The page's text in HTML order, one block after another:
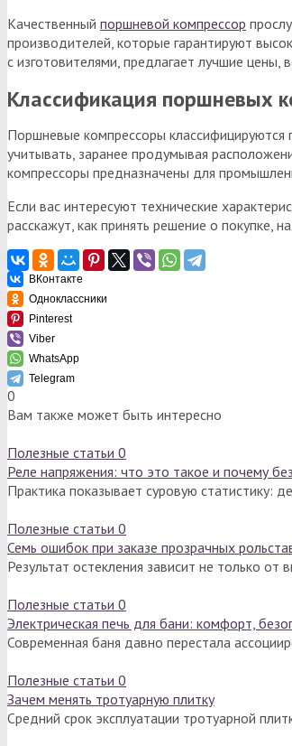
Качественный поршневой компрессор
производителей, которые гарантируют
с изготовителями, предлагает лучшие цены,
Классификация поршневых
Поршневые компрессоры
учитывать, заранее продумывая
компрессоры предназначены для
Если вас интересуют технические
расскажут, как принять решение о покупке,
ВКонтакте
Одноклассники
Pinterest
Viber
WhatsApp
Telegram
0
Вам также может быть интересно
Полезные статьи 0
Реле напряжения: что это такое и почему
Практика показывает суровую статистику:
Полезные статьи 0
Семь ошибок при заказе прозрачных
Результат остекления зависит не только
Полезные статьи 0
Электрическая печь для бани: комфорт,
Современная баня давно перестала
Полезные статьи 0
Зачем менять тротуарную плитку
Средний срок эксплуатации тротуарной